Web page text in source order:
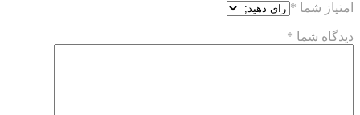
امتیاز شما *
دیدگاه شما *